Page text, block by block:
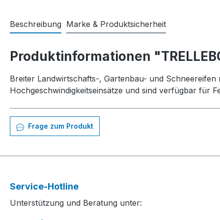
Beschreibung Marke & Produktsicherheit
Produktinformationen
Breiter Landwirtschafts-, Gartenbau- und
Hochgeschwindigkeitseinsätze und sind verfügbar für
Frage zum Produkt
Service-Hotline
Unterstützung und Beratung unter: